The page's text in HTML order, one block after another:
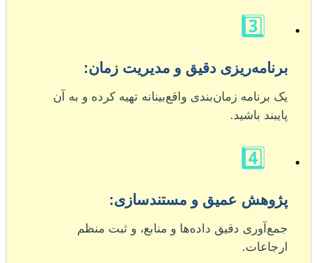
3️⃣
برنامه‌ریزی دقیق و مدیریت زمان:
یک برنامه زمان‌بندی واقع‌بینانه تهیه کرده و به آن
پایبند باشید.
4️⃣
پژوهش عمیق و مستندسازی:
جمع‌آوری دقیق داده‌ها و منابع، و ثبت منظم
ارجاعات.